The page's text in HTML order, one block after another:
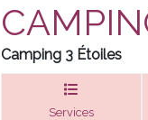
Camping 3 Étoiles
Services